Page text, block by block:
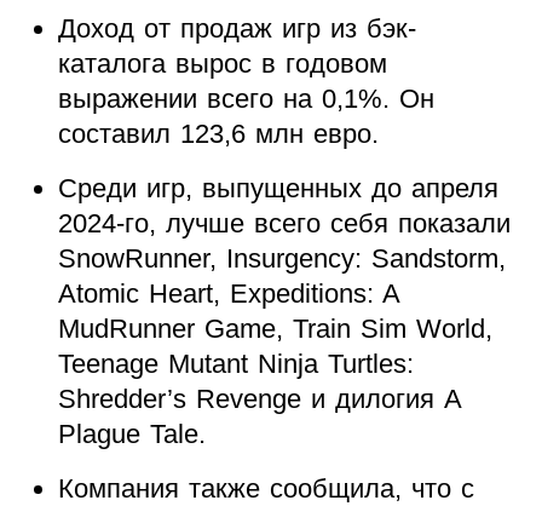
Доход от продаж игр из бэк-
каталога вырос в годовом
выражении всего на 0,1%. Он
составил 123,6 млн евро.
Среди игр, выпущенных до апреля
2024-го, лучше всего себя показали
SnowRunner, Insurgency: Sandstorm,
Atomic Heart, Expeditions: A
MudRunner Game, Train Sim World,
Teenage Mutant Ninja Turtles:
Shredder’s Revenge и дилогия A
Plague Tale.
Компания также сообщила, что с